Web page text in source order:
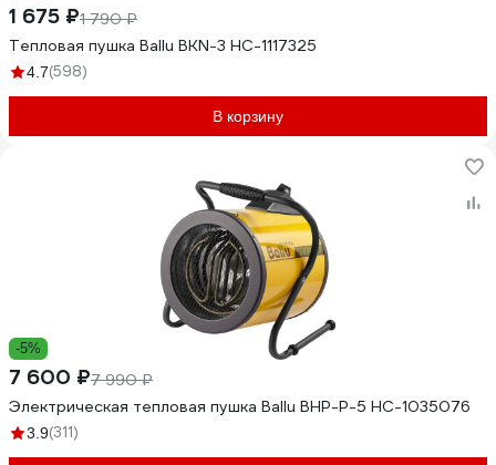
1 675 ₽1 790 ₽
Тепловая пушка Ballu BKN-3 НС-1117325
4.7(598)
В корзину
-5%
7 600 ₽7 990 ₽
Электрическая тепловая пушка Ballu BHP-P-5 НС-1035076
3.9(311)